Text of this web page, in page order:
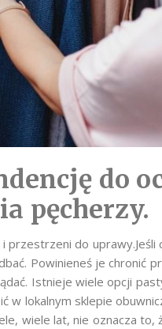
do
pęcherzy.
przestrzeni do uprawy.Jeśli
Powinieneś je chronić
Istnieje wiele opcji
w lokalnym sklepie
wiele lat, nie oznacza to,